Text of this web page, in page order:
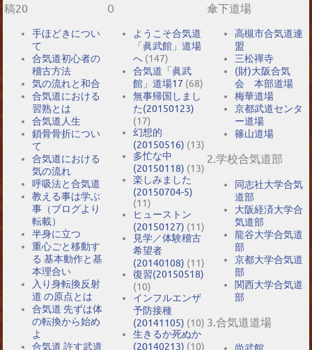
稿20
手ほどきについ
て
合気道初心者の
稽古方法
気の流れと和合
合気道における
習熟とは
合気道人生
鎖骨骨折につい
て
合気道における
気の流れ
呼吸法と合気道
教える事は学ぶ
事（ブログより
転載）
半身に立つ
重心ごと移動す
る 基本動作と基
本理合い
入り身転換反射
道 の原点とは
合気道 先ずは体
の転換から始め
よ
合気道 許す武道
０
ようこそ合気道
「眞武館」道場
へ (147)
合気道「眞武
館」道場17 (68)
無事帰国しまし
た(20150123)
(17)
幻想的
(20150516) (13)
多忙な中
(20150118) (13)
楽しみました
(20150704-5)
(11)
ヒューストン
(20150127) (11)
見学／体験稽古
希望者
(20140108) (11)
復習(20150518)
(10)
インフルエンザ
予防接種
(20141105) (10)
生きるか死ぬか
(20140213) (10)
傘下道場
高槻市合気道連
盟
三松禪寺
(財)大阪合気
会 本部道場
梅華道場
京都武道センタ
ー道場
篠山道場
2.学校合気道部
同志社大学合気
道部
大阪経済大学合
気道部
龍谷大学合気道
部
京都大学合気道
部
関西大学合気道
部
3.合気道道場
尚武館